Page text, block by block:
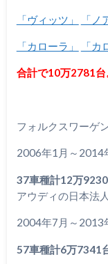
「ヴィッツ」 「ノ
「カローラ」 「
合計で10万2781台
フォルクスワーゲ
2006年1月～2014
37車種計12万9230
アウディの日本法
2004年7月～2013
57車種計6万7341